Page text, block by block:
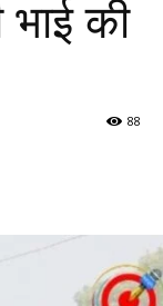
की
88